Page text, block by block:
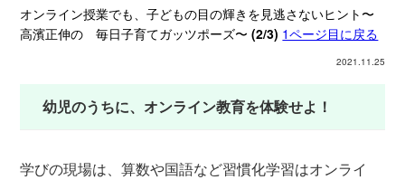
オンライン授業でも、子どもの目の輝きを見逃さないヒント〜
高濱正伸の 毎日子育てガッツポーズ〜(2/3) 1ページ目に戻る
2021.11.25
幼児のうちに、オンライン教育を体験せよ！
学びの現場は、算数や国語など習慣化学習はオンライ